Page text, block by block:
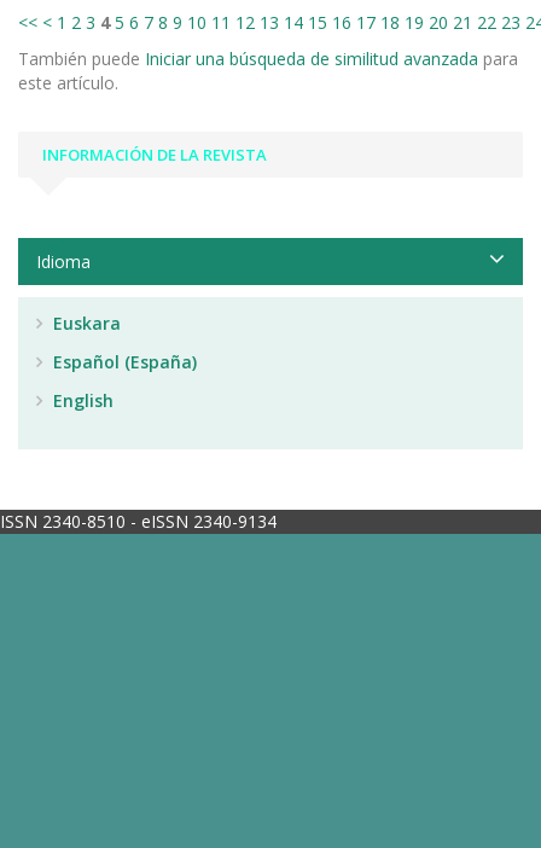
<< < 1 2 3 4 5 6 7 8 9 10 11 12 13 14 15 16 17 18 19 20 21 22 23
También puede Iniciar una búsqueda de similitud avanzada para
este artículo.
INFORMACIÓN DE LA REVISTA
Idioma
Euskara
Español (España)
English
ISSN 2340-8510 - eISSN 2340-9134